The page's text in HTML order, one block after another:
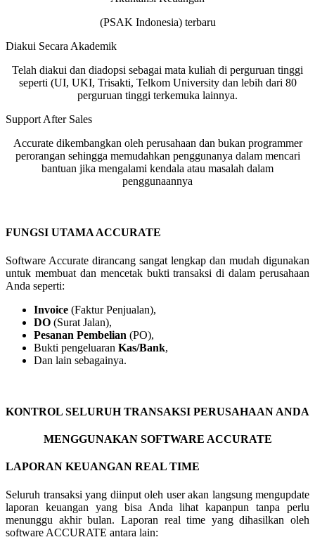
(PSAK Indonesia) terbaru
Diakui Secara Akademik
Telah diakui dan diadopsi sebagai mata kuliah di perguruan tinggi
seperti (UI, UKI, Trisakti, Telkom University dan lebih dari 80
perguruan tinggi terkemuka lainnya.
Support After Sales
Accurate dikembangkan oleh perusahaan dan bukan programmer
perorangan sehingga memudahkan penggunanya dalam mencari
bantuan jika mengalami kendala atau masalah dalam
penggunaannya
FUNGSI UTAMA ACCURATE
Software Accurate dirancang sangat lengkap dan mudah digunakan
untuk membuat dan mencetak bukti transaksi di dalam perusahaan
Anda seperti:
Invoice (Faktur Penjualan),
DO (Surat Jalan),
Pesanan Pembelian (PO),
Bukti pengeluaran Kas/Bank,
Dan lain sebagainya.
KONTROL SELURUH TRANSAKSI PERUSAHAAN ANDA
MENGGUNAKAN SOFTWARE ACCURATE
LAPORAN KEUANGAN REAL TIME
Seluruh transaksi yang diinput oleh user akan langsung mengupdate
laporan keuangan yang bisa Anda lihat kapanpun tanpa perlu
menunggu akhir bulan. Laporan real time yang dihasilkan oleh
software ACCURATE antara lain: